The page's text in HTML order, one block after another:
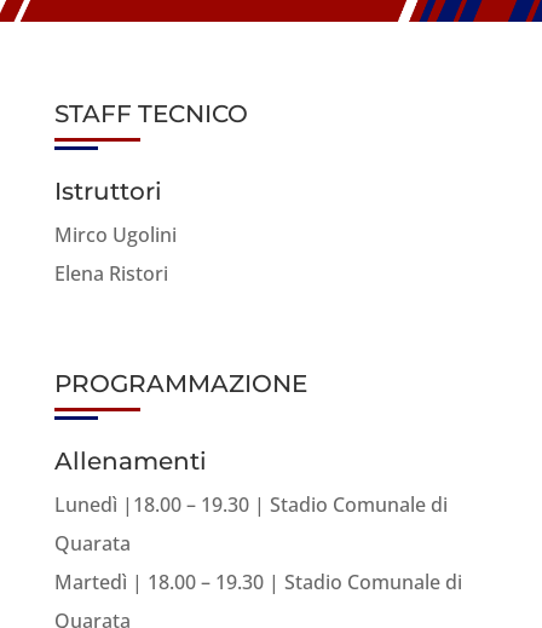
STAFF TECNICO
Istruttori
Mirco Ugolini
Elena Ristori
PROGRAMMAZIONE
Allenamenti
Lunedì |18.00 – 19.30 | Stadio Comunale di
Quarata
Martedì | 18.00 – 19.30 | Stadio Comunale di
Quarata